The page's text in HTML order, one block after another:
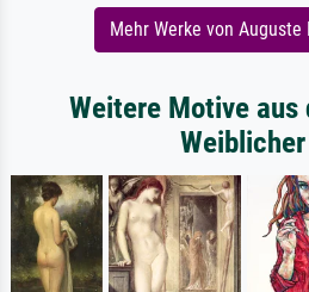
Mehr Werke von Auguste
Weitere Motive aus